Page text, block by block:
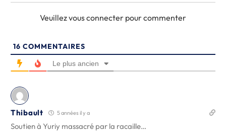
Veuillez vous connecter pour commenter
16 COMMENTAIRES
Le plus ancien
Thibault 5 années il y a
Soutien à Yuriy massacré par la racaille…